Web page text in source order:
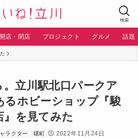
検索
開店・閉店 プロジェクト グルメ 話題
立川駅北口パークア
るホビーショップ『駿
』を見てみた
ラクター 曙町
2022年11月24日